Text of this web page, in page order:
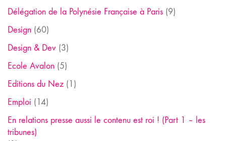
Délégation de la Polynésie Française à Paris (9)
Design (60)
Design & Dev (3)
Ecole Avalon (5)
Editions du Nez (1)
Emploi (14)
En relations presse aussi le contenu est roi ! (Part 1 – les
tribunes)